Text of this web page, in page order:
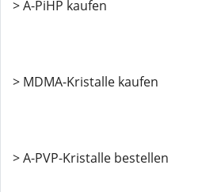
> A-PiHP kaufen
> MDMA-Kristalle kaufen
> A-PVP-Kristalle bestellen